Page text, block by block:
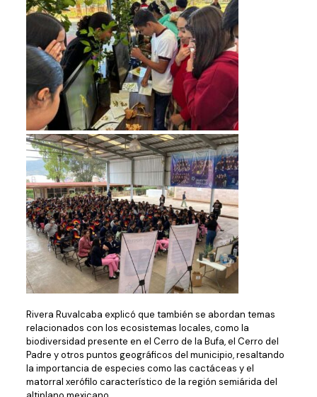
Rivera Ruvalcaba explicó que también se abordan temas
relacionados con los ecosistemas locales, como la
biodiversidad presente en el Cerro de la Bufa, el Cerro del
Padre y otros puntos geográficos del municipio, resaltando
la importancia de especies como las cactáceas y el
matorral xerófilo característico de la región semiárida del